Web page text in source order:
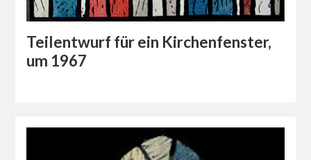
Teilentwurf für ein Kirchenfenster,
um 1967